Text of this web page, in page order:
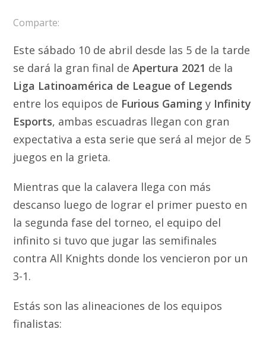
Comparte:
Este sábado 10 de abril desde las 5 de la tarde
se dará la gran final deApertura 2021 de la
Liga Latinoamérica de League of Legends
entre los equipos de Furious Gaming y Infinity
Esports, ambas escuadras llegan con gran
expectativa a esta serie que será al mejor de 5
juegos en la grieta.
Mientras que la calavera llega con más
descanso luego de lograr el primer puesto en
la segunda fase del torneo, el equipo del
infinito si tuvo que jugar las semifinales
contra All Knights donde los vencieron por un
3-1.
Estás son las alineaciones de los equipos
finalistas: